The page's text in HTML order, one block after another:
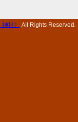
社） All Rights Reserved.